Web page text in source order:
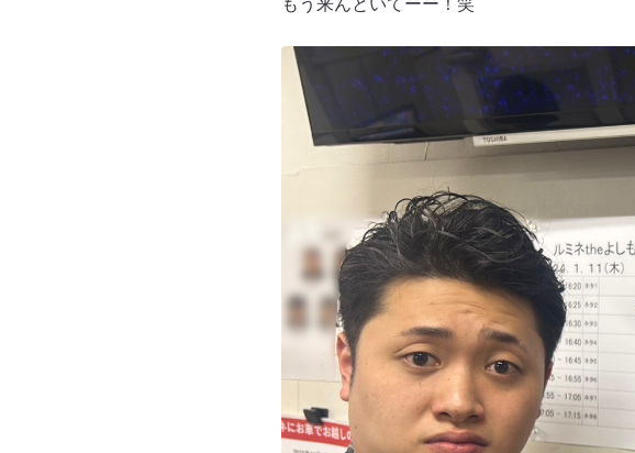
もう来んといてーー！笑